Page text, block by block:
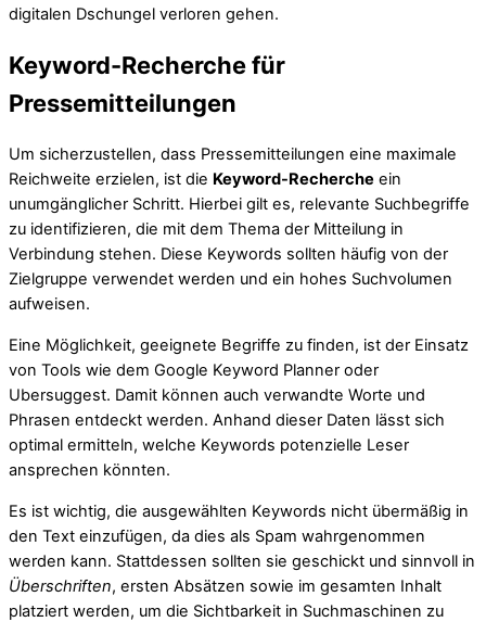
digitalen Dschungel verloren gehen.
Keyword-Recherche für
Pressemitteilungen
Um sicherzustellen, dass Pressemitteilungen eine maximale
Reichweite erzielen, ist die Keyword-Recherche ein
unumgänglicher Schritt. Hierbei gilt es, relevante Suchbegriffe
zu identifizieren, die mit dem Thema der Mitteilung in
Verbindung stehen. Diese Keywords sollten häufig von der
Zielgruppe verwendet werden und ein hohes Suchvolumen
aufweisen.
Eine Möglichkeit, geeignete Begriffe zu finden, ist der Einsatz
von Tools wie dem Google Keyword Planner oder
Ubersuggest. Damit können auch verwandte Worte und
Phrasen entdeckt werden. Anhand dieser Daten lässt sich
optimal ermitteln, welche Keywords potenzielle Leser
ansprechen könnten.
Es ist wichtig, die ausgewählten Keywords nicht übermäßig in
den Text einzufügen, da dies als Spam wahrgenommen
werden kann. Stattdessen sollten sie geschickt und sinnvoll in
Überschriften, ersten Absätzen sowie im gesamten Inhalt
platziert werden, um die Sichtbarkeit in Suchmaschinen zu